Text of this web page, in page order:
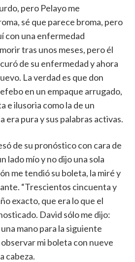
pero Pelayo me
sé que parece broma, pero
con una enfermedad
tras unos meses, pero él
de su enfermedad y ahora
La verdad es que don
en un empaque arrugado,
e ilusoria como la de un
era pura y sus palabras activas.
de su pronóstico con cara de
lado mío y no dijo una sola
me tendió su boleta, la miré y
“Trescientos cincuenta y
exacto, que era lo que el
David sólo me dijo:
mano para la siguiente
mi boleta con nueve
cabeza.